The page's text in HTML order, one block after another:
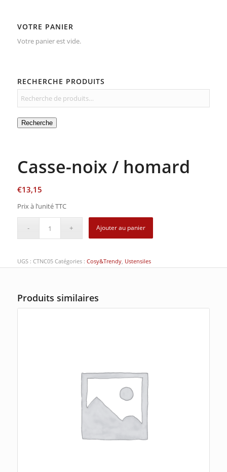
VOTRE PANIER
Votre panier est vide.
RECHERCHE PRODUITS
Recherche
Casse-noix / homard
€13,15
Prix à l’unité TTC
Ajouter au panier
UGS : CTNC05 Catégories : Cosy&Trendy, Ustensiles
Produits similaires